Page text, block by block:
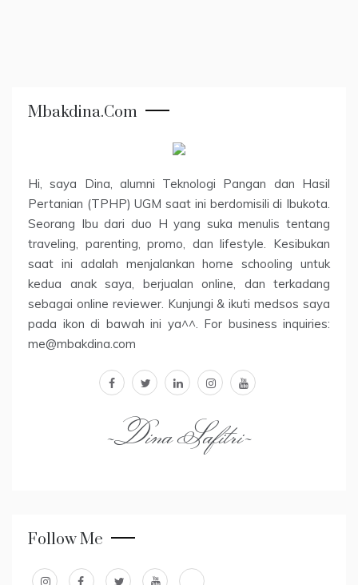
Mbakdina.com
Hi, saya Dina, alumni Teknologi Pangan dan Hasil
Pertanian (TPHP) UGM saat ini berdomisili di Ibukota.
Seorang Ibu dari duo H yang suka menulis tentang
traveling, parenting, promo, dan lifestyle. Kesibukan
saat ini adalah menjalankan home schooling untuk
kedua anak saya, berjualan online, dan terkadang
sebagai online reviewer. Kunjungi & ikuti medsos saya
pada ikon di bawah ini ya^^. For business inquiries:
me@mbakdina.com
facebooktwitterlinkedininstagram
youtube
~Dina Safitri~
Follow Me